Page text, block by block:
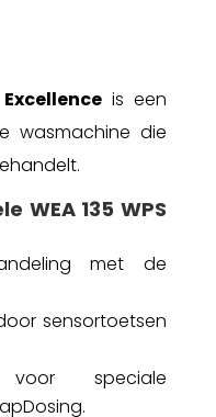
is een
wasmachine die
WEA 135 WPS
met de
sensortoetsen
voor speciale